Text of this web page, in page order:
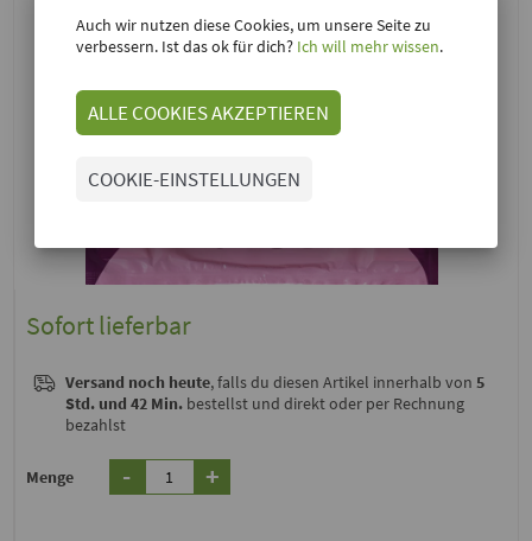
Sofort lieferbar
Versand noch heute, falls du diesen Artikel innerhalb von5
Std. und 42 Min. bestellst und direkt oder per Rechnung
bezahlst
Menge - +
Auch wir nutzen diese Cookies, um unsere Seite zu
verbessern. Ist das ok für dich? Ich will mehr wissen.
ALLE COOKIES AKZEPTIEREN
COOKIE-EINSTELLUNGEN